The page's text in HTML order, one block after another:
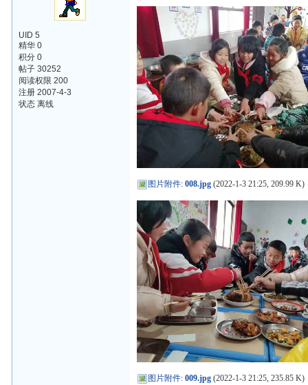
UID 5
精华 0
积分 0
帖子 30252
阅读权限 200
注册 2007-4-3
状态 离线
图片附件:008.jpg (2022-1-3 21:25, 209.99 K)
图片附件:009.jpg (2022-1-3 21:25, 235.85 K)